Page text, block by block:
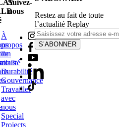
À
propos
de
nous
Durabilité
Gouvernance
Travailler
avec
nous
Special
Projects
Suivez-
nous
Restez au fait de toute
l’actualité Replay
S’ABONNER